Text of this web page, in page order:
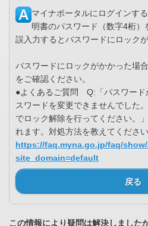
マイナポータルにログインす
明書のパスワード（数字4桁
誤入力するとパスワードにロックが
パスワードにロックがかかった場
をご確認ください。
●よくあるご質問 Q:「パスワード
スワードを変更できませんでした
でロック解除を行ってください。
れます。対処方法を教えてください
https://faq.myna.go.jp/faq/show/
site_domain=default
戻る
この情報により疑問は解決しました